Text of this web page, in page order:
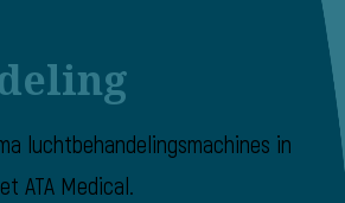
luchtbehandelingsmachines in
ATA Medical.